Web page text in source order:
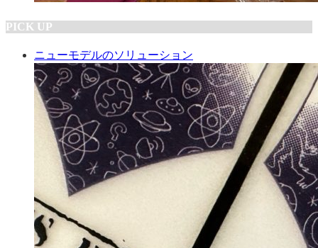
PICK UP
ニューモデルのソリューション